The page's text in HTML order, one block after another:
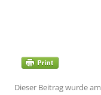
Dieser Beitrag wurde am